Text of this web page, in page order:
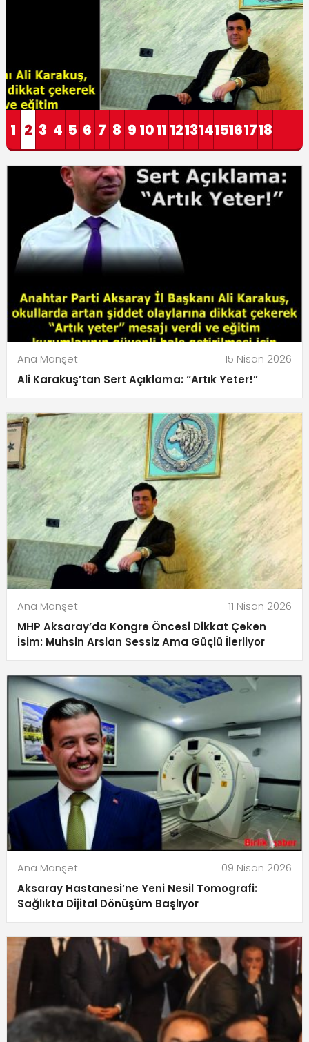
1 2 3 4 5 6 7 8 9 1011 12131415161718
Ana Manşet
15 Nisan 2026
Ali Karakuş’tan Sert Açıklama: “Artık Yeter!”
Ana Manşet
11 Nisan 2026
MHP Aksaray’da Kongre Öncesi Dikkat Çeken
İsim: Muhsin Arslan Sessiz Ama Güçlü İlerliyor
Ana Manşet
09 Nisan 2026
Aksaray Hastanesi’ne Yeni Nesil Tomografi:
Sağlıkta Dijital Dönüşüm Başlıyor